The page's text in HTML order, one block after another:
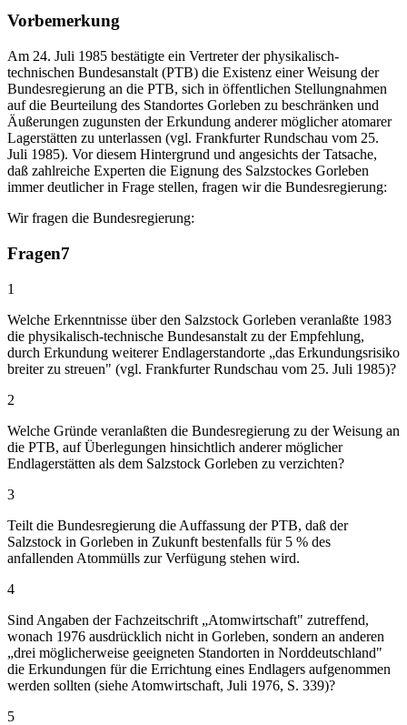
Vorbemerkung
Am 24. Juli 1985 bestätigte ein Vertreter der physikalisch-
technischen Bundesanstalt (PTB) die Existenz einer Weisung der
Bundesregierung an die PTB, sich in öffentlichen Stellungnahmen
auf die Beurteilung des Standortes Gorleben zu beschränken und
Äußerungen zugunsten der Erkundung anderer möglicher atomarer
Lagerstätten zu unterlassen (vgl. Frankfurter Rundschau vom 25.
Juli 1985). Vor diesem Hintergrund und angesichts der Tatsache,
daß zahlreiche Experten die Eignung des Salzstockes Gorleben
immer deutlicher in Frage stellen, fragen wir die Bundesregierung:
Wir fragen die Bundesregierung:
Fragen7
1
Welche Erkenntnisse über den Salzstock Gorleben veranlaßte 1983
die physikalisch-technische Bundesanstalt zu der Empfehlung,
durch Erkundung weiterer Endlagerstandorte „das Erkundungsrisiko
breiter zu streuen" (vgl. Frankfurter Rundschau vom 25. Juli 1985)?
2
Welche Gründe veranlaßten die Bundesregierung zu der Weisung an
die PTB, auf Überlegungen hinsichtlich anderer möglicher
Endlagerstätten als dem Salzstock Gorleben zu verzichten?
3
Teilt die Bundesregierung die Auffassung der PTB, daß der
Salzstock in Gorleben in Zukunft bestenfalls für 5 % des
anfallenden Atommülls zur Verfügung stehen wird.
4
Sind Angaben der Fachzeitschrift „Atomwirtschaft" zutreffend,
wonach 1976 ausdrücklich nicht in Gorleben, sondern an anderen
„drei möglicherweise geeigneten Standorten in Norddeutschland"
die Erkundungen für die Errichtung eines Endlagers aufgenommen
werden sollten (siehe Atomwirtschaft, Juli 1976, S. 339)?
5